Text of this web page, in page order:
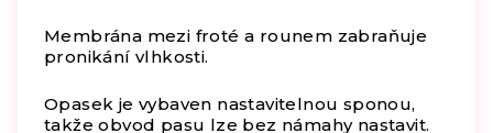
Membrána mezi froté a rounem zabraňuje
pronikání vlhkosti.
Opasek je vybaven nastavitelnou sponou,
takže obvod pasu lze bez námahy nastavit.